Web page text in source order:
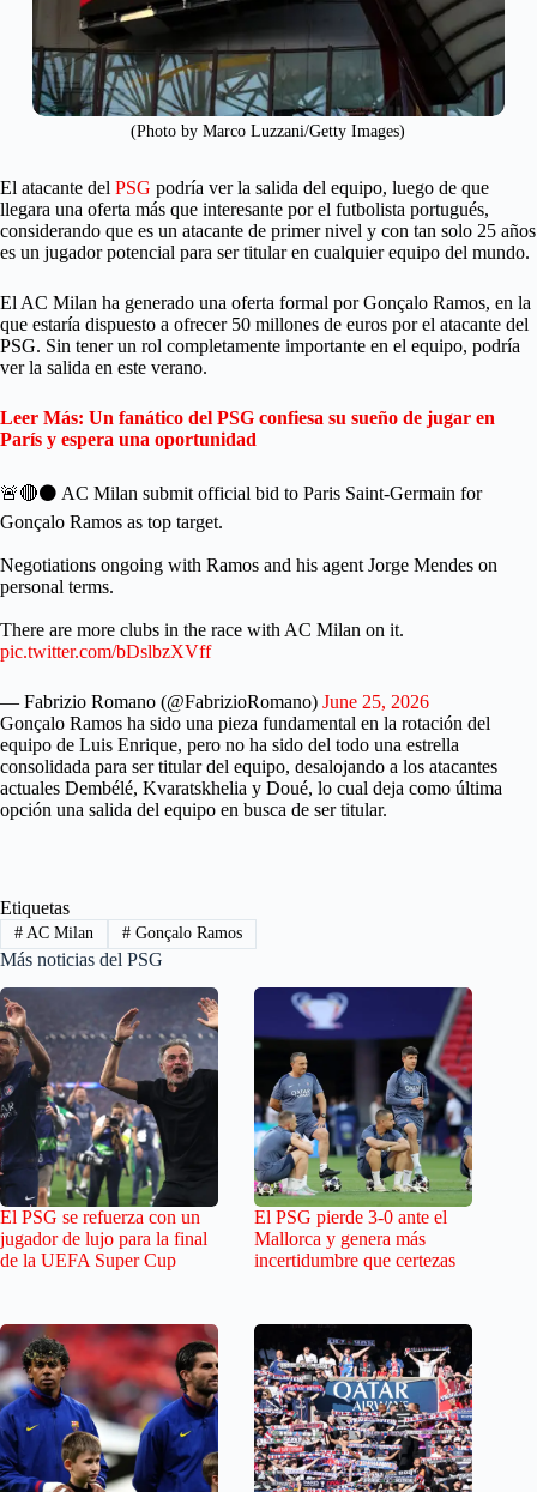
(Photo by Marco Luzzani/Getty Images)
El atacante del PSG podría ver la salida del equipo, luego de que
llegara una oferta más que interesante por el futbolista portugués,
considerando que es un atacante de primer nivel y con tan solo 25 años
es un jugador potencial para ser titular en cualquier equipo del mundo.
El AC Milan ha generado una oferta formal por Gonçalo Ramos, en la
que estaría dispuesto a ofrecer 50 millones de euros por el atacante del
PSG. Sin tener un rol completamente importante en el equipo, podría
ver la salida en este verano.
Leer Más: Un fanático del PSG confiesa su sueño de jugar en
París y espera una oportunidad
🚨🔴⚫️ AC Milan submit official bid to Paris Saint-Germain for
Gonçalo Ramos as top target.
Negotiations ongoing with Ramos and his agent Jorge Mendes on
personal terms.
There are more clubs in the race with AC Milan on it.
pic.twitter.com/bDslbzXVff
— Fabrizio Romano (@FabrizioRomano) June 25, 2026
Gonçalo Ramos ha sido una pieza fundamental en la rotación del
equipo de Luis Enrique, pero no ha sido del todo una estrella
consolidada para ser titular del equipo, desalojando a los atacantes
actuales Dembélé, Kvaratskhelia y Doué, lo cual deja como última
opción una salida del equipo en busca de ser titular.
Etiquetas
#AC Milan #Gonçalo Ramos
Más noticias del PSG
El PSG se refuerza con un
jugador de lujo para la final
de la UEFA Super Cup
El PSG pierde 3-0 ante el
Mallorca y genera más
incertidumbre que certezas